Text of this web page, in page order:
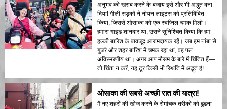
अनुभव को खराब करने के बजाय इसे और भी अद्भुत बना
दिया! गीली सड़कों ने नीयन लाइट्स को प्रतिबिंबित
किया, जिससे ओसाका को एक स्वप्निल चमक मिली।
हमारा गाइड शानदार था, उसने सुनिश्चित किया कि हम
हल्की बारिश के बावजूद आरामदायक रहें। जब हम नांबा से
गुजरे और शहर बारिश में चमक रहा था, वह पल
अविस्मरणीय था। अगर आप मौसम के बारे में चिंतित हैं—
तो चिंता न करें, यह टूर किसी भी स्थिति में अद्भुत है!
ओसाका की सबसे अच्छी रात की यात्रा!
मैं नए शहरों की खोज करने के रोमांचक तरीकों को ढूंढना